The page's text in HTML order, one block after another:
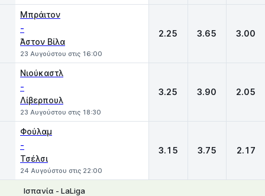
Μπράιτον
-
Άστον Βίλα
23 Αυγούστου στις 16:00
2.25 3.65 3.00
Νιούκαστλ
-
Λίβερπουλ
23 Αυγούστου στις 18:30
3.25 3.90 2.05
Φούλαμ
-
Τσέλσι
24 Αυγούστου στις 22:00
3.15 3.75 2.17
Ισπανία - LaLiga